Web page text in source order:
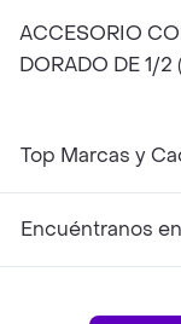
ACCESORIO
DORADO DE 1/2
Top Marcas y
Encuéntranos